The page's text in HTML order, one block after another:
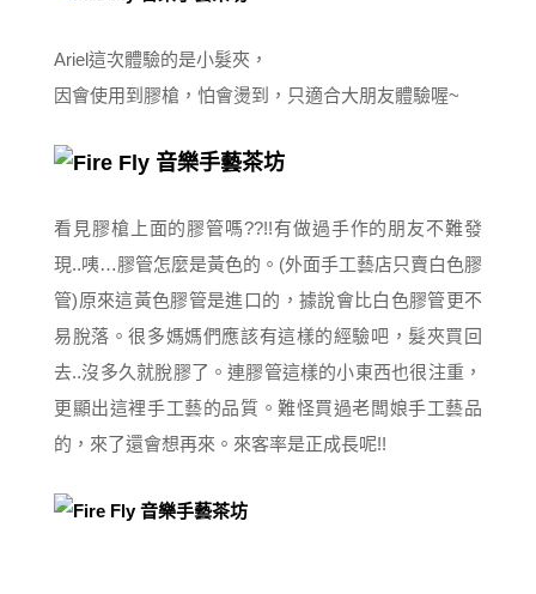
Ariel這次體驗的是小髮夾，
因會使用到膠槍，怕會燙到，只適合大朋友體驗喔~
看見膠槍上面的膠管嗎??!!有做過手作的朋友不難發
現..咦…膠管怎麼是黃色的。(外面手工藝店只賣白色膠
管)原來這黃色膠管是進口的，據說會比白色膠管更不
易脫落。很多媽媽們應該有這樣的經驗吧，髮夾買回
去..沒多久就脫膠了。連膠管這樣的小東西也很注重，
更顯出這裡手工藝的品質。難怪買過老闆娘手工藝品
的，來了還會想再來。來客率是正成長呢!!